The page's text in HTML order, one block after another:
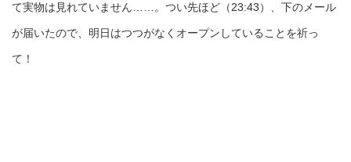
て実物は見れていません……。つい先ほど（23:43）、下のメール
が届いたので、明日はつつがなくオープンしていることを祈っ
て！